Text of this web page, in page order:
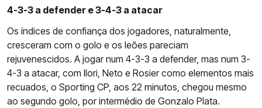
4-3-3 a defender e 3-4-3 a atacar
Os índices de confiança dos jogadores, naturalmente,
cresceram com o golo e os leões pareciam
rejuvenescidos. A jogar num 4-3-3 a defender, mas num 3-
4-3 a atacar, com Ilori, Neto e Rosier como elementos mais
recuados, o Sporting CP, aos 22 minutos, chegou mesmo
ao segundo golo, por intermédio de Gonzalo Plata.